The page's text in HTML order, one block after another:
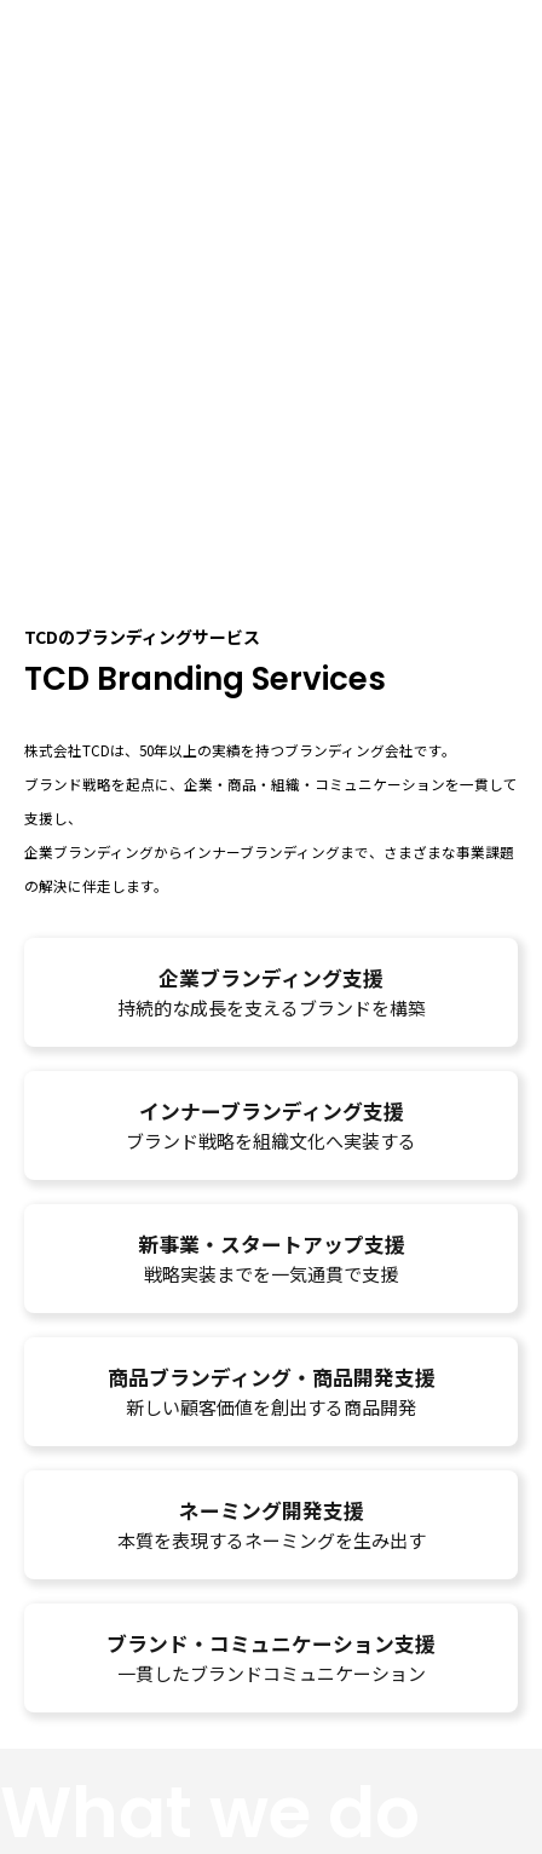
TCDのブランディングサービス
TCD Branding Services
株式会社TCDは、50年以上の実績を持つブランディング会社です。
ブランド戦略を起点に、企業・商品・組織・コミュニケーションを一貫して
支援し、
企業ブランディングからインナーブランディングまで、さまざまな事業課題
の解決に伴走します。
企業ブランディング支援
持続的な成長を支えるブランドを構築
インナーブランディング支援
ブランド戦略を組織文化へ実装する
新事業・スタートアップ支援
戦略実装までを一気通貫で支援
商品ブランディング・商品開発支援
新しい顧客価値を創出する商品開発
ネーミング開発支援
本質を表現するネーミングを生み出す
ブランド・コミュニケーション支援
一貫したブランドコミュニケーション